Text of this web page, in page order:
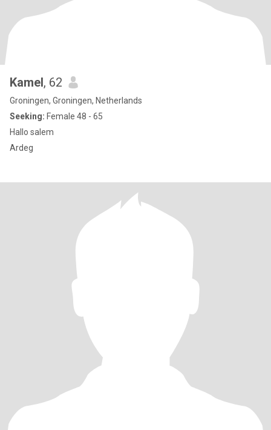
Kamel, 62
Groningen, Groningen, Netherlands
Seeking: Female 48 - 65
Hallo salem
Ardeg